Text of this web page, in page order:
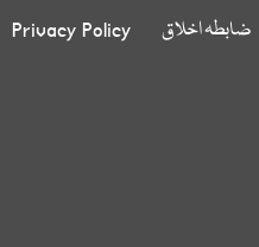
ضابطہ اخلاق Privacy Policy